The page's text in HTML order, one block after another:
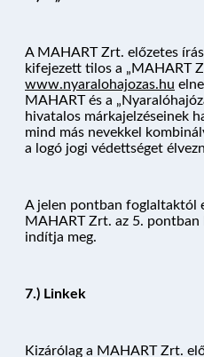
A MAHART Zrt. előzetes
kifejezett tilos a „MAHART
www.nyaralohajozas.hu
MAHART és a
hivatalos márkajelzéseinek
mind más nevekkel
a logó jogi védettséget
A jelen pontban foglaltaktól
MAHART Zrt. az 5.
indítja meg.
7.) Linkek
Kizárólag a MAHART Zrt.